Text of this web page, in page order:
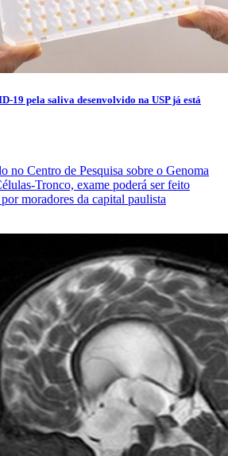
19 pela saliva desenvolvido na USP já está
no Centro de Pesquisa sobre o Genoma
Tronco, exame poderá ser feito
moradores da capital paulista